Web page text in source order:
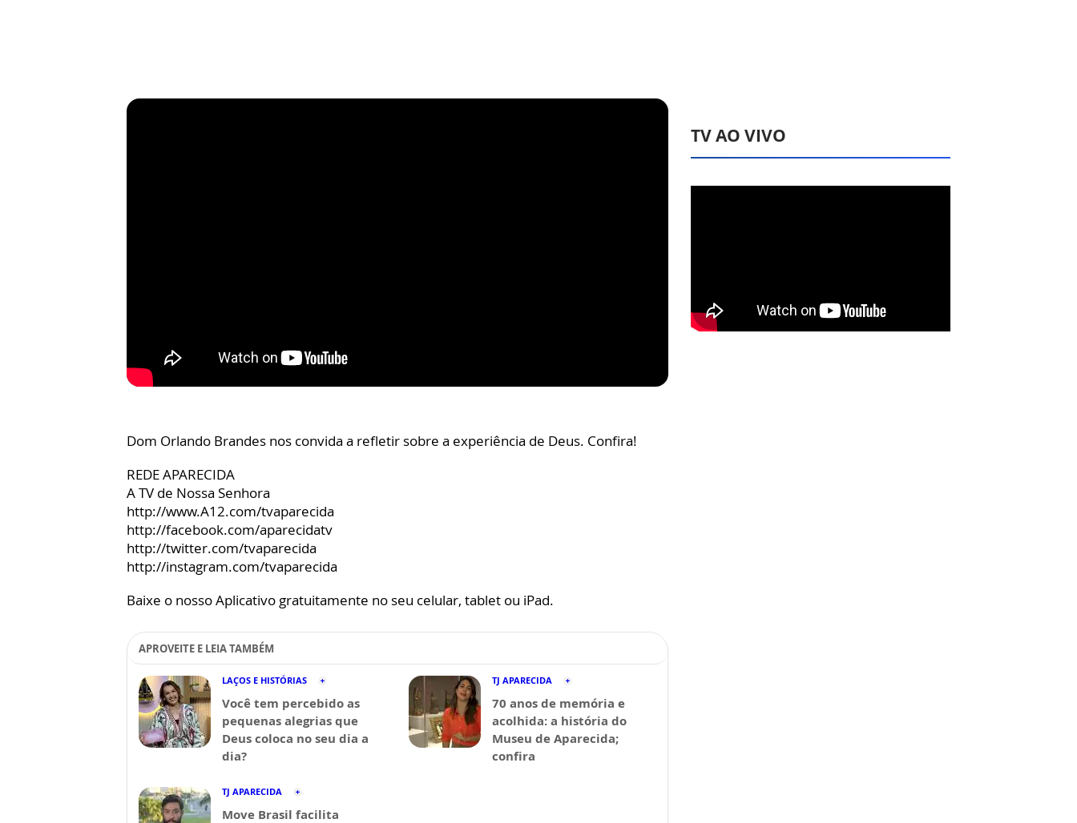
Dom Orlando Brandes nos convida a refletir sobre a experiência de Deus. Confira!
REDE APARECIDA
A TV de Nossa Senhora
http://www.A12.com/tvaparecida
http://facebook.com/aparecidatv
http://twitter.com/tvaparecida
http://instagram.com/tvaparecida
Baixe o nosso Aplicativo gratuitamente no seu celular, tablet ou iPad.
APROVEITE E LEIA TAMBÉM
LAÇOS E HISTÓRIAS
Você tem percebido as
pequenas alegrias que
Deus coloca no seu dia a
dia?
TJ APARECIDA
70 anos de memória e
acolhida: a história do
Museu de Aparecida;
confira
TJ APARECIDA
Move Brasil facilita
TV AO VIVO